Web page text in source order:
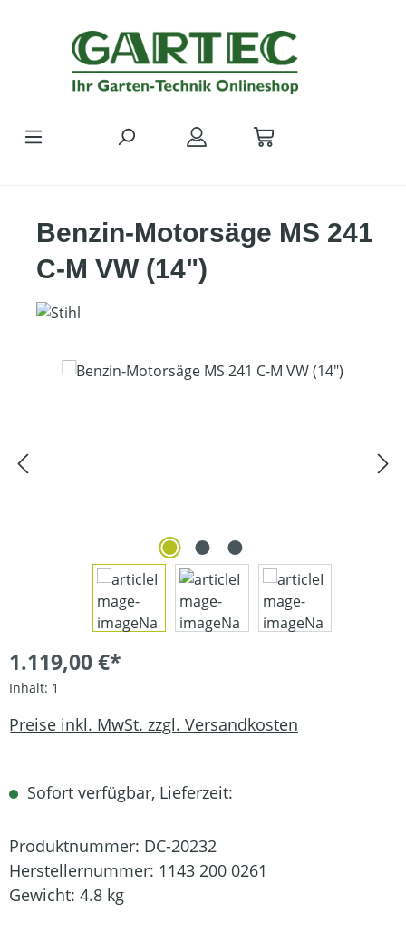
Benzin-Motorsäge MS 241
C-M VW (14")
Bildergalerie überspringen
1.119,00 €*
Inhalt: 1
Preise inkl. MwSt. zzgl. Versandkosten
Sofort verfügbar, Lieferzeit:
Produktnummer: DC-20232
Herstellernummer: 1143 200 0261
Gewicht: 4.8 kg